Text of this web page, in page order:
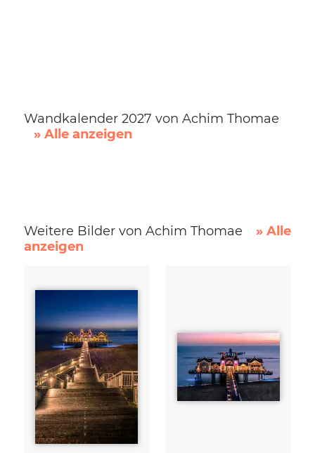
Wandkalender 2027 von Achim Thomae
» Alle anzeigen
Weitere Bilder von Achim Thomae
» Alle
anzeigen